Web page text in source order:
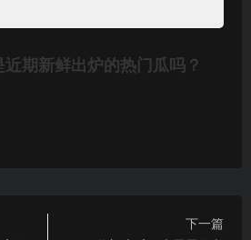
期新鲜出炉的热门瓜吗？
下一篇